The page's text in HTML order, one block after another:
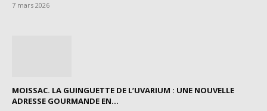
7 mars 2026
MOISSAC. LA GUINGUETTE DE L’UVARIUM : UNE NOUVELLE
ADRESSE GOURMANDE EN...